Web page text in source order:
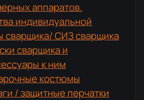
аппаратов.
индивидуальной
сварщика/ СИЗ сварщика
сварщика и
к ним
костюмы
/ защитные перчатки